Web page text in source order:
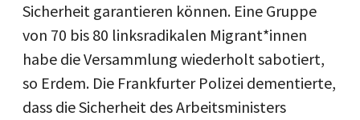
Sicherheit garantieren können. Eine Gruppe
von 70 bis 80 linksradikalen Migrant*innen
habe die Versammlung wiederholt sabotiert,
so Erdem. Die Frankfurter Polizei dementierte,
dass die Sicherheit des Arbeitsministers